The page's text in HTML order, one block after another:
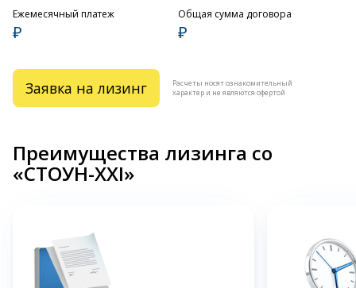
Ежемесячный платеж
₽
Общая сумма договора
₽
Заявка на лизинг
Расчеты носят ознакомительный
характер и не являются офертой
Преимущества лизинга со
«СТОУН-XXI»